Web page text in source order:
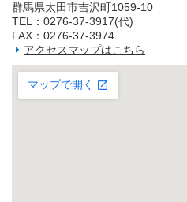
群馬県太田市吉沢町1059-10
TEL：0276-37-3917(代)
FAX：0276-37-3974
アクセスマップはこちら